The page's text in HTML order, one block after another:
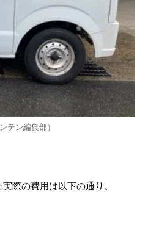
テン編集部）
際の費用は以下の通り。